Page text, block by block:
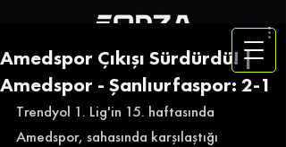
Amedspor Çıkışı Sürdürdü! |
Amedspor - Şanlıurfaspor: 2-1
Trendyol 1. Lig'in 15. haftasında
Amedspor, sahasında karşılaştığı